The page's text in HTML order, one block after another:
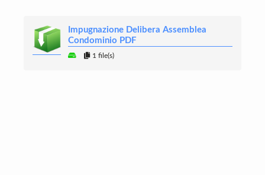
Impugnazione Delibera Assemblea
Condominio PDF
1 file(s)